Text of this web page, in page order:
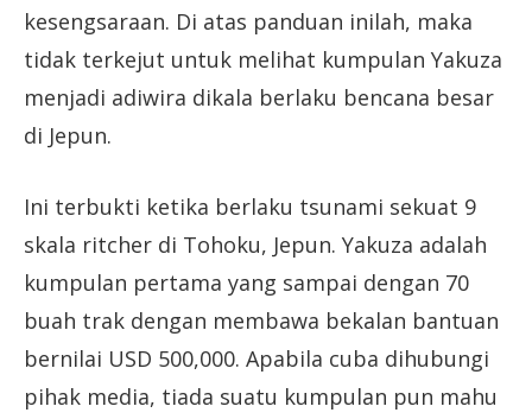
kesengsaraan. Di atas panduan inilah, maka
tidak terkejut untuk melihat kumpulan Yakuza
menjadi adiwira dikala berlaku bencana besar
di Jepun.
Ini terbukti ketika berlaku tsunami sekuat 9
skala ritcher di Tohoku, Jepun. Yakuza adalah
kumpulan pertama yang sampai dengan 70
buah trak dengan membawa bekalan bantuan
bernilai USD 500,000. Apabila cuba dihubungi
pihak media, tiada suatu kumpulan pun mahu